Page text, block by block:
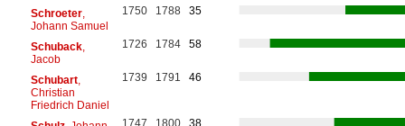
Schroeter,
Johann Samuel
1750 1788 35
Schuback,
Jacob
1726 1784 58
Schubart,
Christian
Friedrich Daniel
1739 1791 46
1747 1800 38